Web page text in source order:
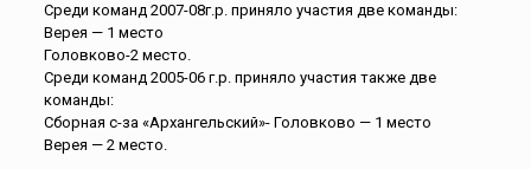
Среди команд 2007-08г.р. приняло участия две команды:
Верея — 1 место
Головково-2 место.
Среди команд 2005-06 г.р. приняло участия также две
команды:
Сборная с-за «Архангельский»- Головково — 1 место
Верея — 2 место.